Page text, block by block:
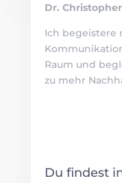
Dr.
Ich begeistere
Raum und
zu mehr
Du findest